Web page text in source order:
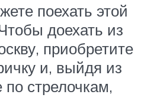
поехать этой
доехать из
приобретите
и, выйдя из
по стрелочкам,